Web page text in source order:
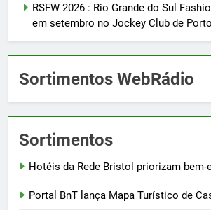
RSFW 2026 : Rio Grande do Sul
em setembro no Jockey Club de
Sortimentos WebRádio
Sortimentos
Hotéis da Rede Bristol priorizam
Portal BnT lança Mapa Turístico de